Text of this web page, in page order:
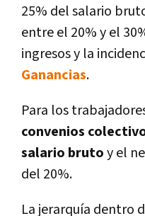
25% del salario
entre el 20% y el
ingresos y la
Ganancias.
Para los
convenios
salario brutoy el
del 20%.
La jerarquía dentro